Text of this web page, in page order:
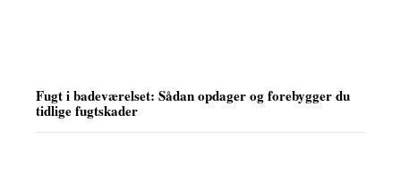
Fugt i badeværelset: Sådan opdager og forebygger du
tidlige fugtskader